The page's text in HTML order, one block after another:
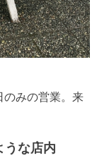
のみの営業。来
うな店内